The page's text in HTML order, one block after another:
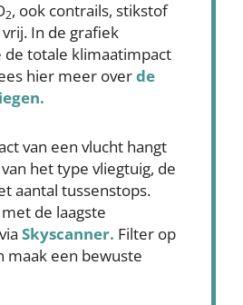
2, ook contrails, stikstof
In de grafiek
de totale klimaatimpact
hier meer overde
van een vlucht hangt
het type vliegtuig, de
aantal tussenstops.
de laagste
Skyscanner. Filter op
maak een bewuste